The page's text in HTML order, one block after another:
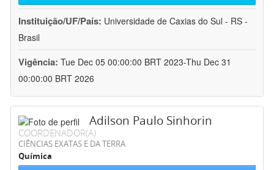
Instituição/UF/País: Universidade de Caxias do Sul - RS -
Brasil
Vigência: Tue Dec 05 00:00:00 BRT 2023-Thu Dec 31
00:00:00 BRT 2026
Adilson Paulo Sinhorin
COORDENADOR(A)
CIÊNCIAS EXATAS E DA TERRA
Química